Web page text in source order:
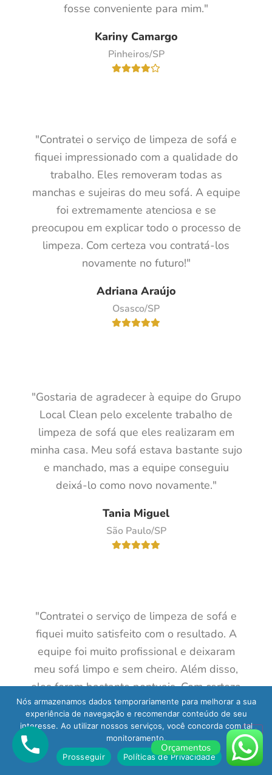
fosse conveniente para mim."
Kariny Camargo
Pinheiros/SP
"Contratei o serviço de limpeza de sofá e
fiquei impressionado com a qualidade do
trabalho. Eles removeram todas as
manchas e sujeiras do meu sofá. A equipe
foi extremamente atenciosa e se
preocupou em explicar todo o processo de
limpeza. Com certeza vou contratá-los
novamente no futuro!"
Adriana Araújo
Osasco/SP
"Gostaria de agradecer à equipe do Grupo
Local Clean pelo excelente trabalho de
limpeza de sofá que eles realizaram em
minha casa. Meu sofá estava bastante sujo
e manchado, mas a equipe conseguiu
deixá-lo como novo novamente."
Tania Miguel
São Paulo/SP
"Contratei o serviço de limpeza de sofá e
fiquei muito satisfeito com o resultado. A
equipe foi muito profissional e deixaram
meu sofá limpo e sem cheiro. Além disso,
eles foram bastante pontuais. Com certeza
recomendo a empresa para quem precisa
de uma limpeza profissional."
Reinaldo Metts
Vila Mariana/SP
Orçamentos
Nós armazenamos dados temporariamente para melhorar a sua
experiência de navegação e recomendar conteúdo de seu
interesse. Ao utilizar nossos serviços, você concorda com tal
monitoramento.
Prosseguir
Políticas de Privacidade